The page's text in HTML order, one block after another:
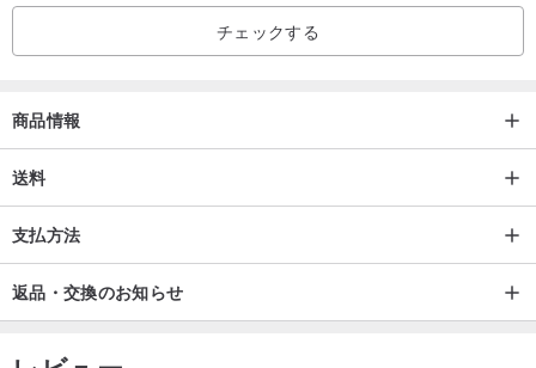
チェックする
商品情報
送料
支払方法
返品・交換のお知らせ